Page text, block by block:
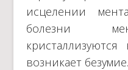
исцелении
болезни
возникает безумие.